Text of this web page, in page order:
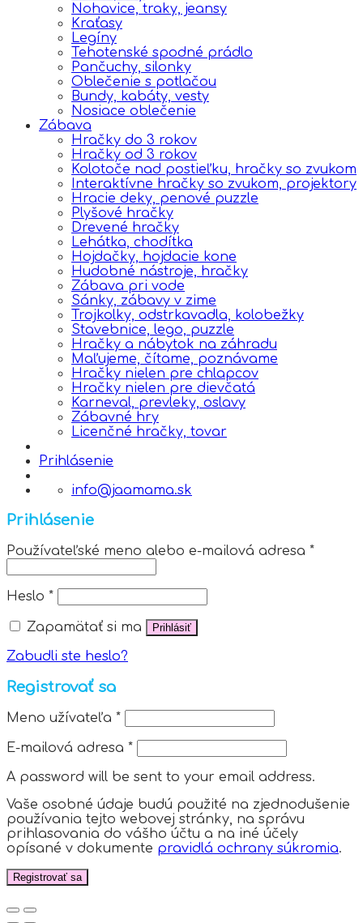
Nohavice, traky, jeansy
Kraťasy
Legíny
Tehotenské spodné prádlo
Pančuchy, silonky
Oblečenie s potlačou
Bundy, kabáty, vesty
Nosiace oblečenie
Zábava
Hračky do 3 rokov
Hračky od 3 rokov
Kolotoče nad postieľku, hračky so zvukom
Interaktívne hračky so zvukom, projektory
Hracie deky, penové puzzle
Plyšové hračky
Drevené hračky
Lehátka, chodítka
Hojdačky, hojdacie kone
Hudobné nástroje, hračky
Zábava pri vode
Sánky, zábavy v zime
Trojkolky, odstrkavadla, kolobežky
Stavebnice, lego, puzzle
Hračky a nábytok na záhradu
Maľujeme, čítame, poznávame
Hračky nielen pre chlapcov
Hračky nielen pre dievčatá
Karneval, prevleky, oslavy
Zábavné hry
Licenčné hračky, tovar
Prihlásenie
info@jaamama.sk
Prihlásenie
Používateľské meno alebo e-mailová adresa *
Heslo *
Zapamätať si ma Prihlásiť
Zabudli ste heslo?
Registrovať sa
Meno užívateľa *
E-mailová adresa *
A password will be sent to your email address.
Vaše osobné údaje budú použité na zjednodušenie
používania tejto webovej stránky, na správu
prihlasovania do vášho účtu a na iné účely
opísané v dokumente pravidlá ochrany súkromia.
Registrovať sa